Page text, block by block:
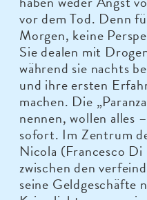
vor dem Tod. Denn
Morgen, keine
Sie dealen mit
während sie nachts
und ihre ersten
machen. Die
nennen, wollen alles
sofort. Im Zentrum
Nicola (Francesco
zwischen den
seine Geldgeschäfte